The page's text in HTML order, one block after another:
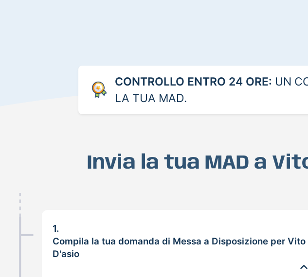
CONTROLLO ENTRO 24 ORE: UN
LA TUA MAD.
Invia la tua MAD a
1.
Compila la tua domanda di Messa a Disposizione per Vito
D'asio